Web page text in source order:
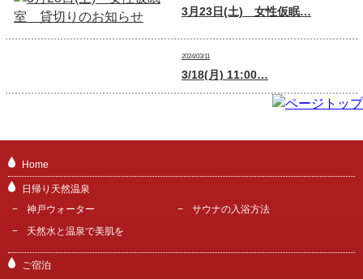
3月23日(土) 女性仮眠…
2024/03/11
3/18(月) 11:00…
Home
日帰り天然温泉
神戸ウォーター
サウナの入浴方法
天然水と温泉で美肌を
ご宿泊